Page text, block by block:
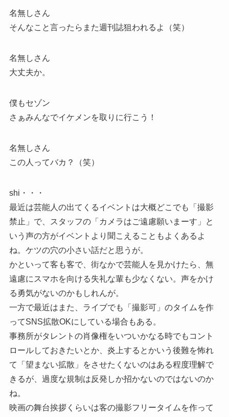
名無しさん
そんなこと言ったらまた週刊誌狙われるよ（笑）
名無しさん
大丈夫か。
僕もセゾン
さぁみんなでイケメンを取りに行こう！
名無しさん
この人ってバカ？（笑）
shi・・・
最近は芸能人の出てくるイベントは大概どこでも「撮影
禁止」で、スタッフの「カメラはご遠慮願いまーす」と
いう声の方がイベントより聞こえることもよくあるよ
ね。ケツの穴の小さい話だと思うが。
かといって客も客で、街なかで芸能人を見かけたら、無
遠慮にスマホを向ける失礼な輩も少なくない。声をかけ
る勇気がないのかもしれんが。
一方で最近はまた、ライブでも「撮影可」のタイムを作
ってSNS拡散OKにしている場合もある。
事務所がタレントの肖像権をいついかなる時でもコント
ロールしておきたいとか、炎上するとかいう後難を怖れ
て「望まない拡散」をさせたくないのはある程度理解で
きるが、過度な規制は反発しか招かないのではないのか
ね。
映画の舞台挨拶くらいは客の撮影フリータイムを作って